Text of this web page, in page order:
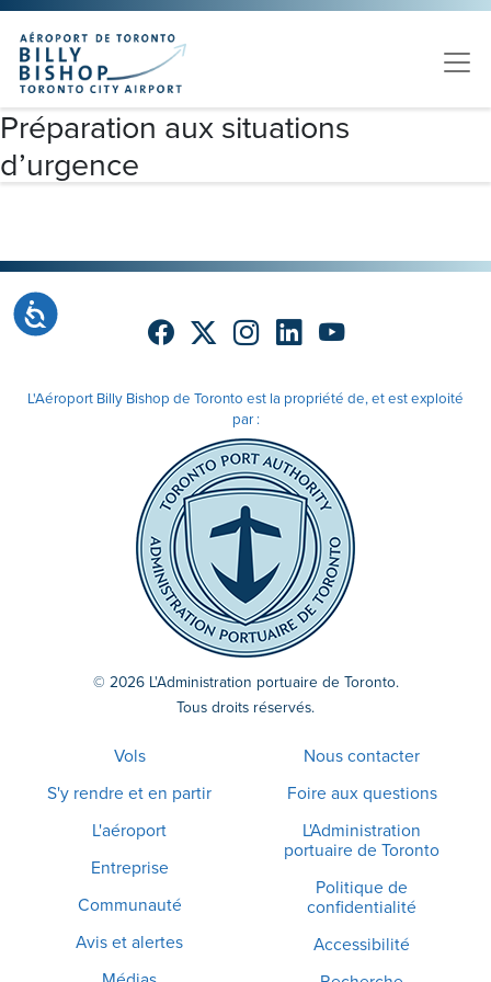
Veuillez
noter
Ce
site
Web
comprend
un
Accessibilité
Skip to main content
Préparation aux situations
d’urgence
L'Aéroport Billy Bishop de Toronto est la propriété de, et est exploité
par :
© 2026 L'Administration portuaire de Toronto.
Tous droits réservés.
Vols
S'y rendre et en partir
L'aéroport
Entreprise
Communauté
Avis et alertes
Nous contacter
Foire aux questions
L'Administration
portuaire de Toronto
Politique de
confidentialité
Accessibilité